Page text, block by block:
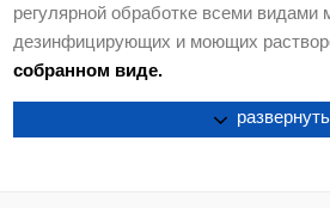
регулярной обработке всеми видами
дезинфицирующих и моющих
собранном виде.
развернуть